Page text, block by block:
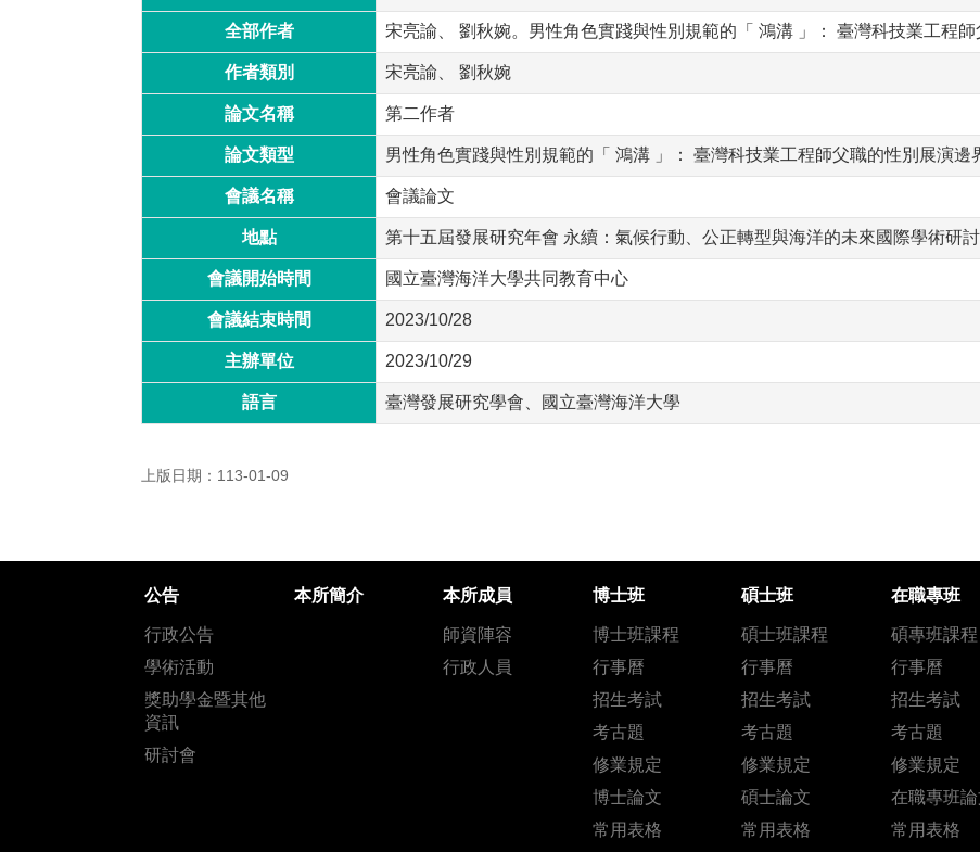
全部作者 宋亮諭、 劉秋婉。男性角色實踐與性別規範的「 鴻溝 」： 臺灣科技業工程
作者類別 宋亮諭、 劉秋婉
論文名稱 第二作者
論文類型 男性角色實踐與性別規範的「 鴻溝 」： 臺灣科技業工程師父職的性別展演邊
會議名稱 會議論文
地點 第十五屆發展研究年會 永續：氣候行動、公正轉型與海洋的未來國際學術研
會議開始時間 國立臺灣海洋大學共同教育中心
會議結束時間 2023/10/28
主辦單位 2023/10/29
語言 臺灣發展研究學會、國立臺灣海洋大學
上版日期：113-01-09
公告
行政公告
學術活動
獎助學金暨其他
資訊
研討會
本所簡介 本所成員
師資陣容
行政人員
博士班
博士班課程
行事曆
招生考試
考古題
修業規定
博士論文
常用表格
碩士班
碩士班課程
行事曆
招生考試
考古題
修業規定
碩士論文
常用表格
在職專班
碩專班課程
行事曆
招生考試
考古題
修業規定
在職專班論
常用表格